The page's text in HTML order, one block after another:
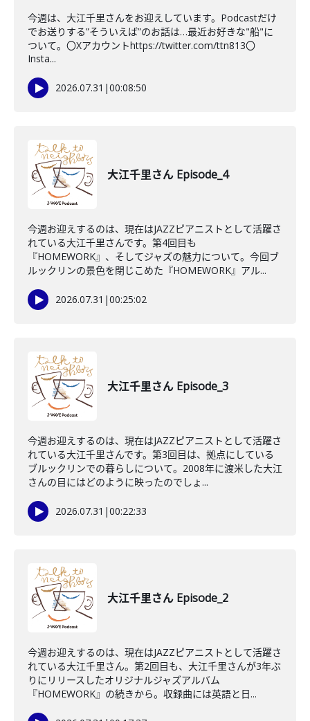
今週は、大江千里さんをお迎えしています。Podcastだけ
でお送りする”そういえば”のお話は…最近お好きな"船"に
ついて。〇Xアカウントhttps://twitter.com/ttn813〇
Insta...
2026.07.31 |00:08:50
大江千里さん Episode_4
今週お迎えするのは、現在はJAZZピアニストとして活躍さ
れている大江千里さんです。第4回目も
『HOMEWORK』、そしてジャズの魅力について。今回ブ
ルックリンの景色を閉じこめた『HOMEWORK』アル...
2026.07.31 |00:25:02
大江千里さん Episode_3
今週お迎えするのは、現在はJAZZピアニストとして活躍さ
れている大江千里さんです。第3回目は、拠点にしている
ブルックリンでの暮らしについて。2008年に渡米した大江
さんの目にはどのように映ったのでしょ...
2026.07.31 |00:22:33
大江千里さん Episode_2
今週お迎えするのは、現在はJAZZピアニストとして活躍さ
れている大江千里さん。第2回目も、大江千里さんが3年ぶ
りにリリースしたオリジナルジャズアルバム
『HOMEWORK』の続きから。収録曲には英語と日...